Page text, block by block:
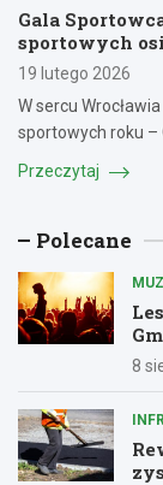
Gala
sportowych
19 lutego 2026
W sercu
sportowych roku –
Przeczytaj
Polecane
8